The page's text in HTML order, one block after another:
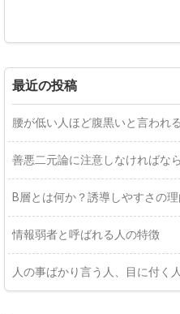
最近の投稿
腰が低い人ほど腹黒いと言われ
善悪二元論に注意しなければな
B層とは何か？誘導しやすさの
情報弱者と呼ばれる人の特徴
人の事ばかり言う人、目に付く